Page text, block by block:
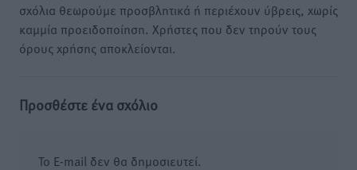
σχόλια θεωρούμε προσβλητικά ή περιέχουν ύβρεις, χωρίς
καμμία προειδοποίηση. Χρήστες που δεν τηρούν τους
όρους χρήσης αποκλείονται.
Προσθέστε ένα σχόλιο
Το E-mail δεν θα δημοσιευτεί.